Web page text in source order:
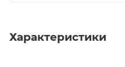
Характеристики